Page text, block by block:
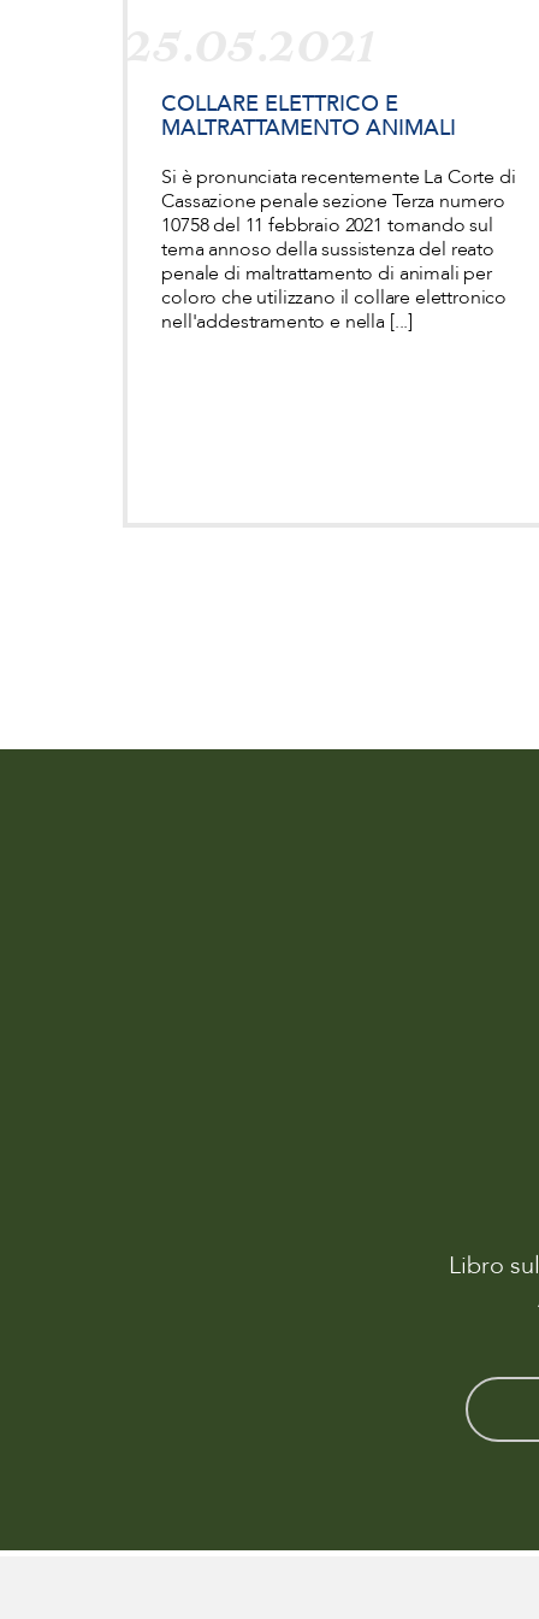
COLLARE ELETTRICO E
MALTRATTAMENTO ANIMALI
Si è pronunciata recentemente La Corte di
Cassazione penale sezione Terza numero
10758 del 11 febbraio 2021 tornando sul
tema annoso della sussistenza del reato
penale di maltrattamento di animali per
coloro che utilizzano il collare elettronico
nell'addestramento e nella [...]
Libro